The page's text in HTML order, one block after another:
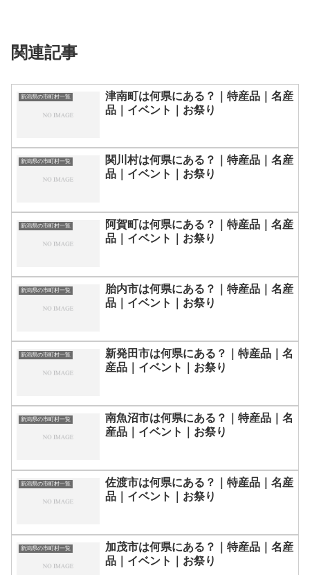
関連記事
新潟県の市町村一覧
津南町は何県にある？｜特産品｜名産
品｜イベント｜お祭り
新潟県の市町村一覧
関川村は何県にある？｜特産品｜名産
品｜イベント｜お祭り
新潟県の市町村一覧
阿賀町は何県にある？｜特産品｜名産
品｜イベント｜お祭り
新潟県の市町村一覧
胎内市は何県にある？｜特産品｜名産
品｜イベント｜お祭り
新潟県の市町村一覧
新発田市は何県にある？｜特産品｜名
産品｜イベント｜お祭り
新潟県の市町村一覧
南魚沼市は何県にある？｜特産品｜名
産品｜イベント｜お祭り
新潟県の市町村一覧
佐渡市は何県にある？｜特産品｜名産
品｜イベント｜お祭り
新潟県の市町村一覧
加茂市は何県にある？｜特産品｜名産
品｜イベント｜お祭り